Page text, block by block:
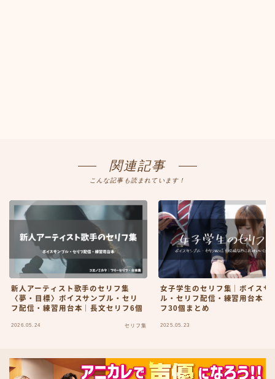
関連記事
こんな記事も読まれています！
新人アーティスト歌手のセリフ集
〈夢・目標〉ボイスサンプル・セリ
フ配信・練習用台本｜長文セリフ6個
2026.05.24 セリフ集
女子学生のセリフ集｜ボイスサ
ル・セリフ配信・練習用台本｜
フ30個まとめ
2025.05.23